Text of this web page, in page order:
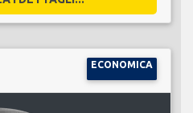
ECONOMICA